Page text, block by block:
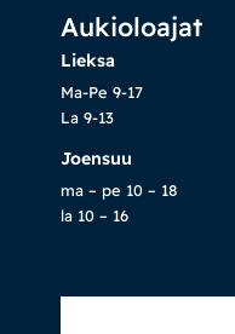
Aukioloajat
Lieksa
Ma-Pe 9-17
La 9-13
Joensuu
ma – pe 10 – 18
la 10 – 16